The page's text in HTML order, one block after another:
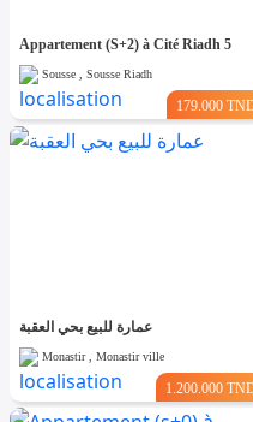
Appartement (S+2) à Cité Riadh 5
Sousse , Sousse Riadh
179.000
عمارة للبيع بحي العقبة
Monastir , Monastir ville
1.200.000